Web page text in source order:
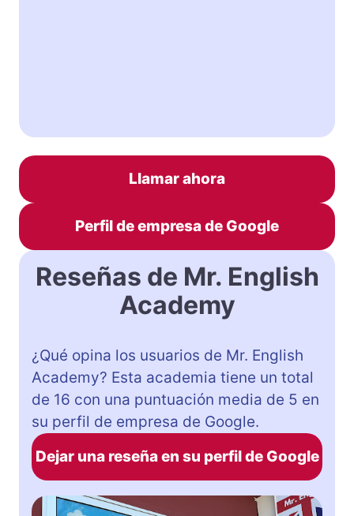
Llamar ahora
Perfil de empresa de Google
Reseñas de Mr. English
Academy
¿Qué opina los usuarios de Mr. English
Academy? Esta academia tiene un total
de 16 con una puntuación media de 5 en
su perfil de empresa de Google.
Dejar una reseña en su perfil de Google